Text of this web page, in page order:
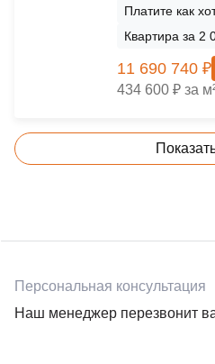
Платите как
Квартира за 2
11 690 740 ₽
434 600 ₽ за
Персональная консультация
Наш менеджер перезвонит